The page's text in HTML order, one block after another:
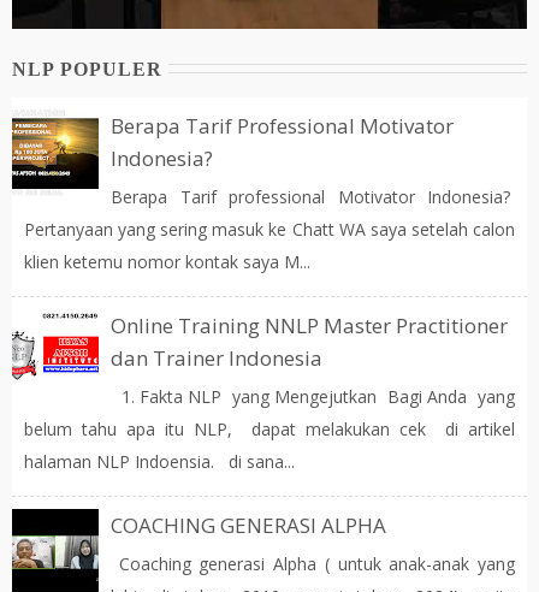
NLP POPULER
Berapa Tarif Professional Motivator
Indonesia?
Berapa Tarif professional Motivator Indonesia?
Pertanyaan yang sering masuk ke Chatt WA saya setelah calon
klien ketemu nomor kontak saya M...
Online Training NNLP Master Practitioner
dan Trainer Indonesia
1. Fakta NLP yang Mengejutkan Bagi Anda yang
belum tahu apa itu NLP, dapat melakukan cek di artikel
halaman NLP Indoensia. di sana...
COACHING GENERASI ALPHA
Coaching generasi Alpha ( untuk anak-anak yang